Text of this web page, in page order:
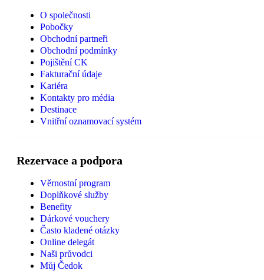
O společnosti
Pobočky
Obchodní partneři
Obchodní podmínky
Pojištění CK
Fakturační údaje
Kariéra
Kontakty pro média
Destinace
Vnitřní oznamovací systém
Rezervace a podpora
Věrnostní program
Doplňkové služby
Benefity
Dárkové vouchery
Často kladené otázky
Online delegát
Naši průvodci
Můj Čedok